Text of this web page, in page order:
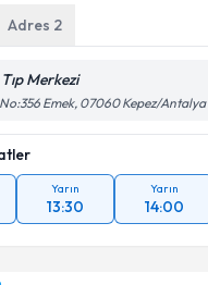
Metni 'ni okudum ve kişisel
Adres 2
Merkezi
Emek, 07060 Kepez/Antalya
Yarın
13:30
Yarın
14:00